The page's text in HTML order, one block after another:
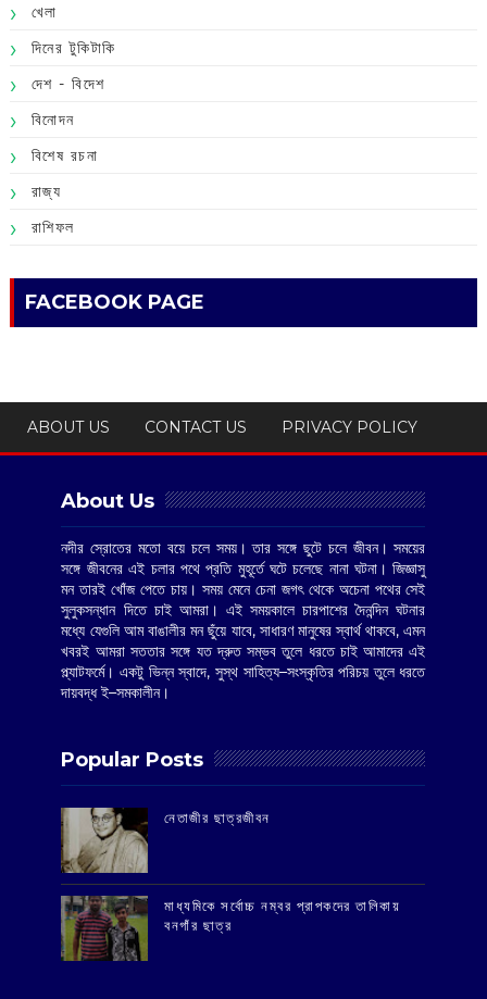
খেলা
দিনের টুকিটাকি
দেশ - বিদেশ
বিনোদন
বিশেষ রচনা
রাজ্য
রাশিফল
FACEBOOK PAGE
ABOUT US CONTACT US PRIVACY POLICY
About Us
নদীর স্রোতের মতো বয়ে চলে সময়। তার সঙ্গে ছুটে চলে জীবন। সময়ের
সঙ্গে জীবনের এই চলার পথে প্রতি মুহূর্তে ঘটে চলেছে নানা ঘটনা। জিজ্ঞাসু
মন তারই খোঁজ পেতে চায়। সময় মেনে চেনা জগৎ থেকে অচেনা পথের সেই
সুলুকসন্ধান দিতে চাই আমরা। এই সময়কালে চারপাশের দৈনন্দিন ঘটনার
মধ্যে যেগুলি আম বাঙালীর মন ছুঁয়ে যাবে, সাধারণ মানুষের স্বার্থ থাকবে, এমন
খবরই আমরা সততার সঙ্গে যত দ্রুত সম্ভব তুলে ধরতে চাই আমাদের এই
প্ল্যাটফর্মে। একটু ভিন্ন স্বাদে, সুস্থ সাহিত্য–সংস্কৃতির পরিচয় তুলে ধরতে
দায়বদ্ধ ই–সমকালীন।
Popular Posts
‌নেতাজীর ছাত্রজীবন
মাধ্যমিকে সর্বোচ্চ নম্বর প্রাপকদের তালিকায়
বনগাঁর ছাত্র